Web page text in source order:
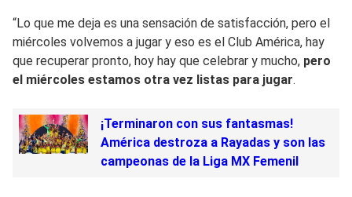
“Lo que me deja es una sensación de satisfacción, pero el
miércoles volvemos a jugar y eso es el Club América, hay
que recuperar pronto, hoy hay que celebrar y mucho, pero
el miércoles estamos otra vez listas para jugar.
¡Terminaron con sus fantasmas!
América destroza a Rayadas y son las
campeonas de la Liga MX Femenil